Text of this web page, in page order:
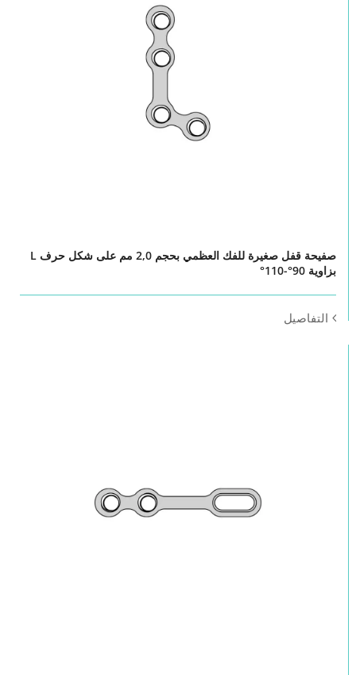
صفيحة قفل صغيرة للفك العظمي بحجم 2,0 مم على شكل حرف L
بزاوية 90°-110°
التفاصيل